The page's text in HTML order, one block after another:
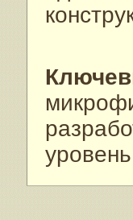
уровень